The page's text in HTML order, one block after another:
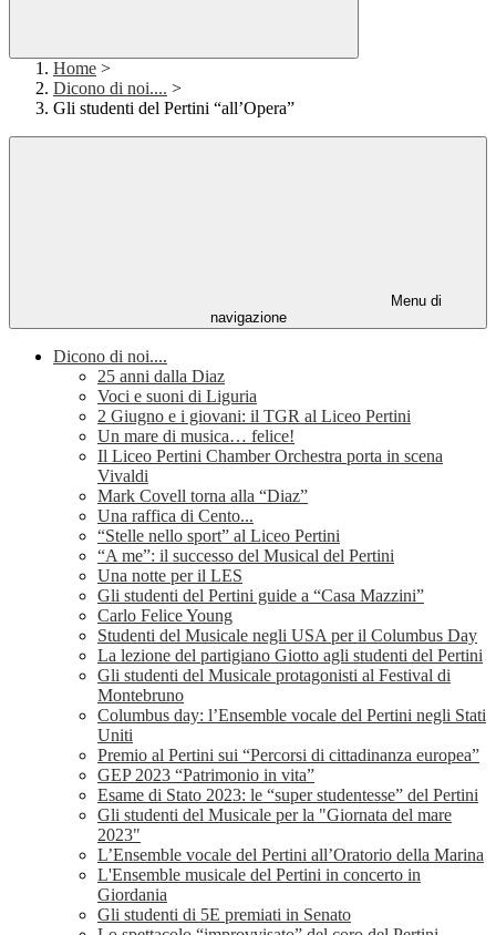
Home >
Dicono di noi.... >
Gli studenti del Pertini “all’Opera”
Menu di
navigazione
Dicono di noi....
25 anni dalla Diaz
Voci e suoni di Liguria
2 Giugno e i giovani: il TGR al Liceo Pertini
Un mare di musica… felice!
Il Liceo Pertini Chamber Orchestra porta in scena
Vivaldi
Mark Covell torna alla “Diaz”
Una raffica di Cento...
“Stelle nello sport” al Liceo Pertini
“A me”: il successo del Musical del Pertini
Una notte per il LES
Gli studenti del Pertini guide a “Casa Mazzini”
Carlo Felice Young
Studenti del Musicale negli USA per il Columbus Day
La lezione del partigiano Giotto agli studenti del Pertini
Gli studenti del Musicale protagonisti al Festival di
Montebruno
Columbus day: l’Ensemble vocale del Pertini negli Stati
Uniti
Premio al Pertini sui “Percorsi di cittadinanza europea”
GEP 2023 “Patrimonio in vita”
Esame di Stato 2023: le “super studentesse” del Pertini
Gli studenti del Musicale per la "Giornata del mare
2023"
L’Ensemble vocale del Pertini all’Oratorio della Marina
L'Ensemble musicale del Pertini in concerto in
Giordania
Gli studenti di 5E premiati in Senato